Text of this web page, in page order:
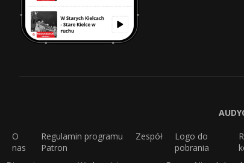
O
nas
Regulamin programu
Patron
Zespół
Logo do
pobrania